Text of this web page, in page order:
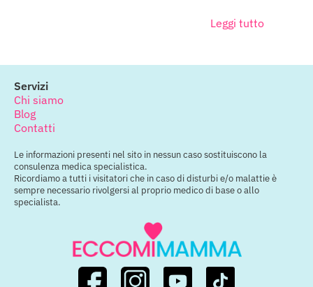
Leggi tutto
Servizi
Chi siamo
Blog
Contatti
Le informazioni presenti nel sito in nessun caso sostituiscono la
consulenza medica specialistica.
Ricordiamo a tutti i visitatori che in caso di disturbi e/o malattie è
sempre necessario rivolgersi al proprio medico di base o allo
specialista.